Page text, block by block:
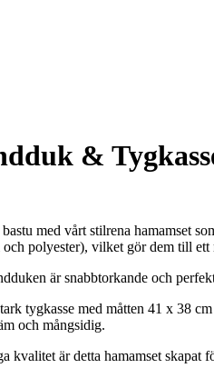
&
med vårt stilrena hamamset
polyester), vilket gör dem till
är snabbtorkande och
tygkasse med måtten 41 x 38
och mångsidig.
kvalitet är detta hamamset